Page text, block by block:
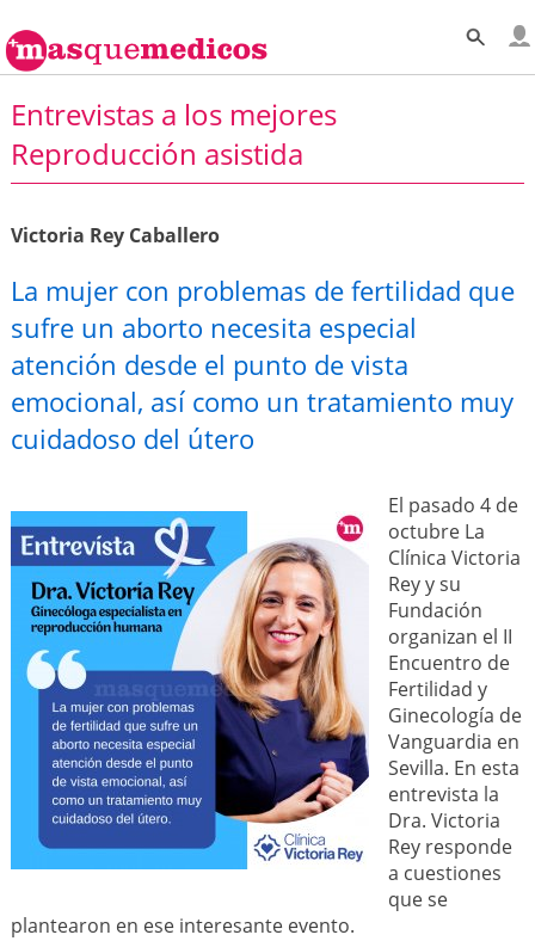
Entrevistas a los mejores
Reproducción asistida
Victoria Rey Caballero
La mujer con problemas de fertilidad que
sufre un aborto necesita especial
atención desde el punto de vista
emocional, así como un tratamiento muy
cuidadoso del útero
El pasado 4 de
octubre La
Clínica Victoria
Rey y su
Fundación
organizan el II
Encuentro de
Fertilidad y
Ginecología de
Vanguardia en
Sevilla. En esta
entrevista la
Dra. Victoria
Rey responde
a cuestiones
que se
plantearon en ese interesante evento.